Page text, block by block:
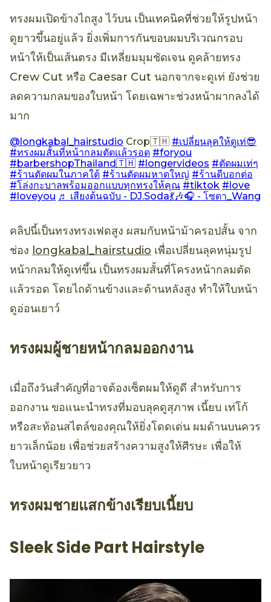
ทรงผมเปิดข้างไถสูง ไว้บน เป็นเทคนิคที่ช่วยให้รูปหน้า
ดูยาวขึ้นอยู่แล้ว ยิ่งเพิ่มการกันขอบผมบริเวณกรอบ
หน้าให้เป็นเส้นตรง มีเหลี่ยมมุมชัดเจน ดูคล้ายทรง
Crew Cut หรือ Caesar Cut นอกจากจะดูเท่ ยังช่วย
ลดความกลมของใบหน้า โดยเฉพาะช่วงหน้าผากลงได้
มาก
@longkabal_hairstudio Crop🇹🇭 #เปลี่ยนลุคให้ดูเท่😎
#ทรงผมสั้นที่หน้ากลมตัดเเล้วรอด #foryou
#barbershopThailand🇹🇭 #longervideos #ตัดผมเท่ๆ
#ร้านตัดผมในภาคใต้ #ร้านตัดผมหาดใหญ่ #ร้านดีบอกต่อ
#โล่งกะบาลพร้อมออกแบบทุกทรงให้คุณ #tiktok #love
#loveyou ♬ เสียงต้นฉบับ - DJ.Soda💃🎶🎧 - โซดา_Wang
คลิปนี้เป็นทรงทรงเฟดสูง ผสมกับหน้าม้าครอปสั้น จาก
ช่อง longkabal_hairstudio เพื่อเปลี่ยนลุคหนุ่มรูป
หน้ากลมให้ดูเท่ขึ้น เป็นทรงผมสั้นที่โครงหน้ากลมตัด
เเล้วรอด โดยไถด้านข้างและด้านหลังสูง ทำให้ใบหน้า
ดูอ่อนเยาว์
ทรงผมผู้ชายหน้ากลมออกงาน
เมื่อถึงวันสำคัญที่อาจต้องเซ็ตผมให้ดูดี สำหรับการ
ออกงาน ขอแนะนำทรงที่มอบลุคดูสุภาพ เนี้ยบ เท่โก้
หรือสะท้อนสไตล์ของคุณให้ยิ่งโดดเด่น ผมด้านบนควร
ยาวเล็กน้อย เพื่อช่วยสร้างความสูงให้ศีรษะ เพื่อให้
ใบหน้าดูเรียวยาว
ทรงผมชายแสกข้างเรียบเนี้ยบ
Sleek Side Part Hairstyle